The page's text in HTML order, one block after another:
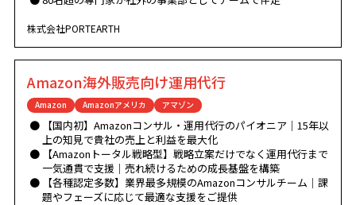
株式会社PORTEARTH
Amazon海外販売向け運用代行
Amazon Amazonアメリカ アマゾン
【国内初】Amazonコンサル・運用代行のパイオニア｜15年以
上の知見で貴社の売上と利益を最大化
【Amazonトータル戦略型】戦略立案だけでなく運用代行まで
一気通貫で支援｜売れ続けるための成長基盤を構築
【各種認定多数】業界最多規模のAmazonコンサルチーム｜課
題やフェーズに応じて最適な支援をご提供